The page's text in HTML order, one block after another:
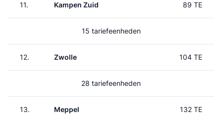
11. Kampen Zuid 89 TE
15 tariefeenheden
12. Zwolle 104 TE
28 tariefeenheden
13. Meppel 132 TE